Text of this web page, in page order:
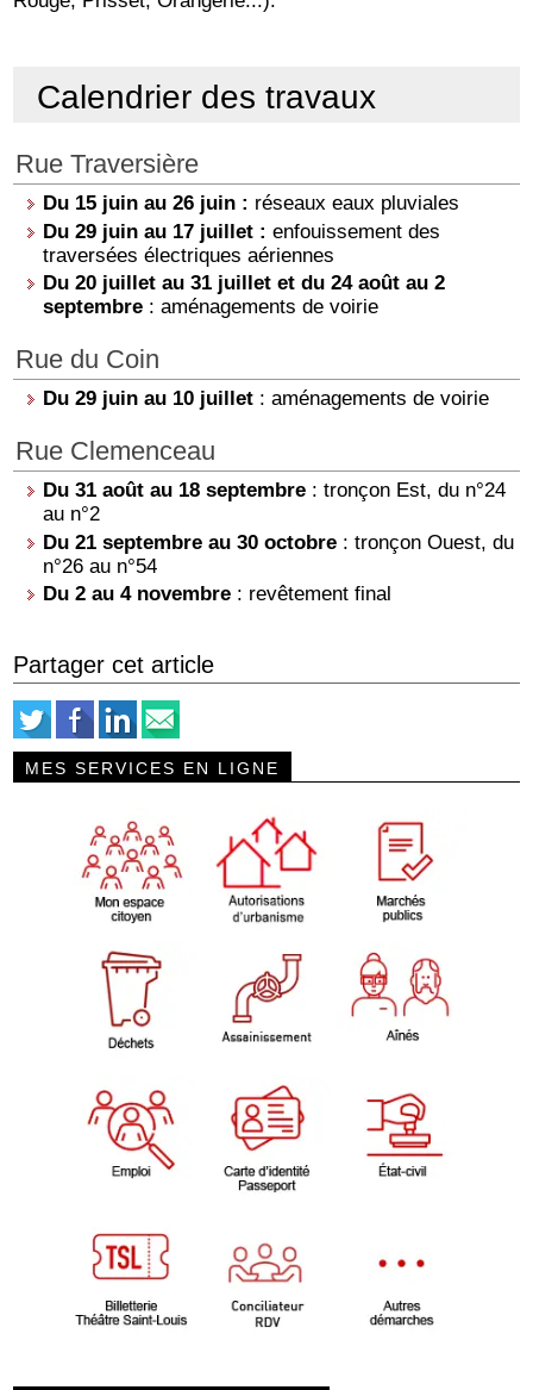
Calendrier des travaux
Rue Traversière
Du 15 juin au 26 juin : réseaux eaux pluviales
Du 29 juin au 17 juillet : enfouissement des
traversées électriques aériennes
Du 20 juillet au 31 juillet et du 24 août au 2
septembre : aménagements de voirie
Rue du Coin
Du 29 juin au 10 juillet : aménagements de voirie
Rue Clemenceau
Du 31 août au 18 septembre : tronçon Est, du n°24
au n°2
Du 21 septembre au 30 octobre : tronçon Ouest, du
n°26 au n°54
Du 2 au 4 novembre : revêtement final
Partager cet article
MES SERVICES EN LIGNE